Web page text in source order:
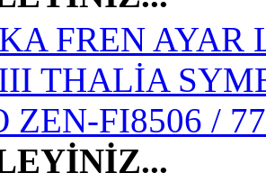
FREN AYAR
THALİA
ZEN-FI8506 /